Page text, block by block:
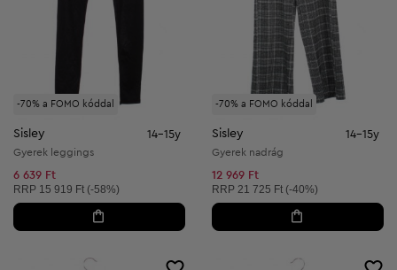
-70% a FOMO kóddal
Sisley 14-15y
Gyerek leggings
6 639 Ft
Ajánlott ár:
RRP 15 919 Ft (-58%)
-70% a FOMO kóddal
Sisley 14-15y
Gyerek nadrág
12 969 Ft
Ajánlott ár:
RRP 21 725 Ft (-40%)